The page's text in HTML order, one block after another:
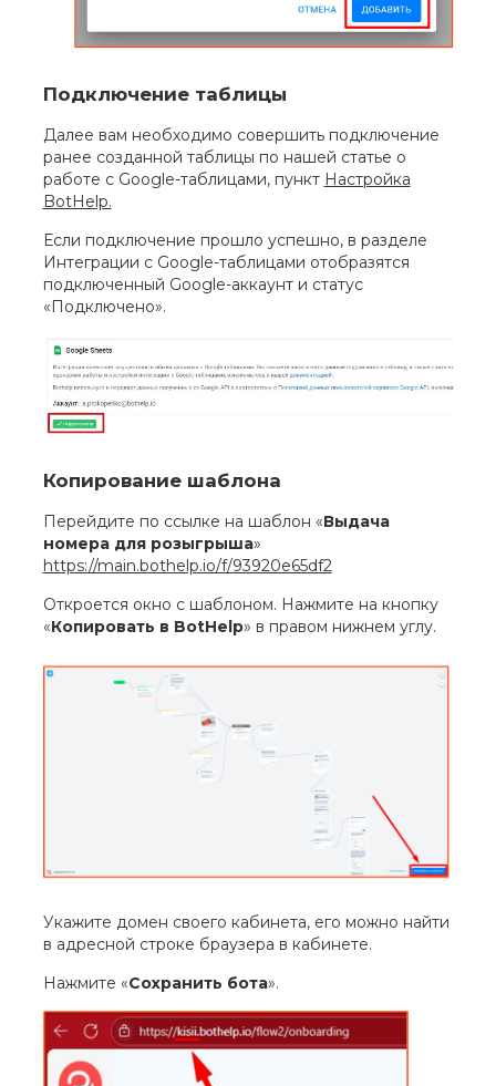
Подключение таблицы
Далее вам необходимо совершить подключение
ранее созданной таблицы по нашей статье о
работе с Google-таблицами, пункт Настройка
BotHelp.
Если подключение прошло успешно, в разделе
Интеграции с Google-таблицами отобразятся
подключенный Google-аккаунт и статус
«Подключено».
Копирование шаблона
Перейдите по ссылке на шаблон «Выдача
номера для розыгрыша»
https://main.bothelp.io/f/93920e65df2
Откроется окно с шаблоном. Нажмите на кнопку
«Копировать в BotHelp» в правом нижнем углу.
Укажите домен своего кабинета, его можно найти
в адресной строке браузера в кабинете.
Нажмите «Сохранить бота».